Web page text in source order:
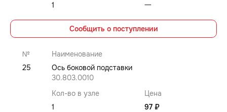
1
⼀
Сообщить о поступлении
№
Наименование
25
Ось боковой подставки
30.803.0010
Кол-во в узле
Цена
1
97 ₽